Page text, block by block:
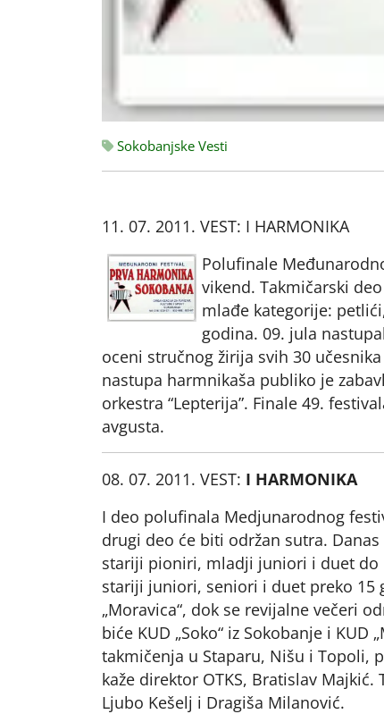
Sokobanjske Vesti
11. 07. 2011. VEST: I HARMONIKA
Polufinale
vikend. Takmičarski
mlađe kategorije:
godina. 09. jula
oceni stručnog žirija svih 30
nastupa harmnikaša publiko je
orkestra “Lepterija”. Finale 49.
avgusta.
08. 07. 2011. VEST: I HARMONIKA
I deo polufinala Medjunarodnog
drugi deo će biti održan sutra.
stariji pioniri, mladji juniori i duet do
stariji juniori, seniori i duet preko 15
„Moravica“, dok se revijalne večeri
biće KUD „Soko“ iz Sokobanje i
takmičenja u Staparu, Nišu i Topoli,
kaže direktor OTKS, Bratislav
Ljubo Kešelj i Dragiša Milanović.